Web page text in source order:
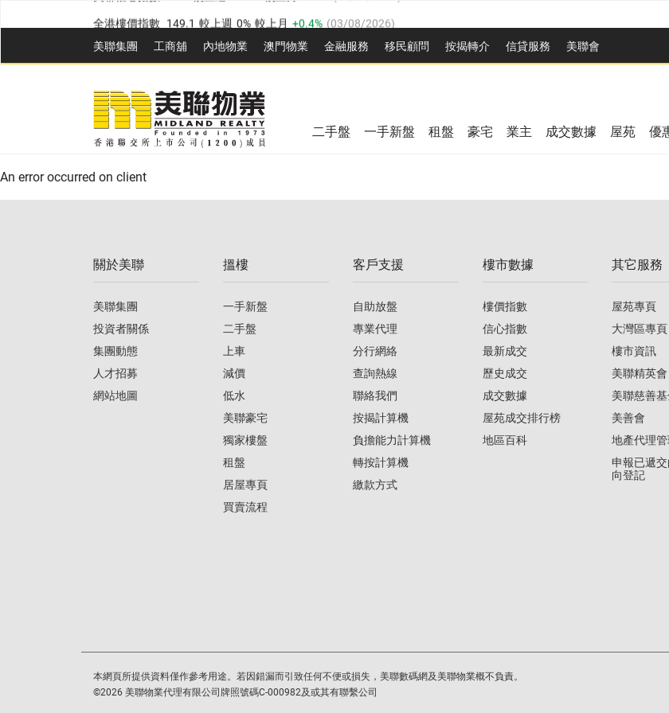
港島樓價指數 157.4 較上週 -0.3% 較上月 -0.8% (03/08/2026)
九龍樓價指數 156.4 較上週 -0.1% 較上月 0.3% (03/08/2026)
新界樓價指數 134.8 較上週 0.1%
美聯信心指數 77.1 較上週 0.7% 較上月 ( 03/08/2026
美聯集團 工商舖 內地物業 澳門物業 金融服務 移民顧問 按揭轉介 信貸服務 美聯會
全港樓價指數 149.1 較上週 0% 較上月
美聯信心指數 較上週 0.7% 03/08/2026)
二手盤 一手新盤 租盤 豪宅 業主 成交數據 屋苑 優
An error occurred on client
關於美聯
美聯集團
投資者關係
集團動態
人才招募
網站地圖
搵樓
一手新盤
二手盤
上車
減價
低水
美聯豪宅
獨家樓盤
租盤
居屋專頁
買賣流程
客戶支援
自助放盤
專業代理
分行網絡
查詢熱線
聯絡我們
按揭計算機
負擔能力計算機
轉按計算機
繳款方式
樓市數據
樓價指數
信心指數
最新成交
歷史成交
成交數據
屋苑成交排行榜
地區百科
其它服務
屋苑專頁
大灣區專頁
樓市資訊
美聯精英會
美聯慈善基
美善會
地產代理
申報已遞
向登記
本網頁所提供資料僅作參考用途。若因錯漏而引致任何不便或損失，美聯數碼網及美聯物業概不負責。
©2026 美聯物業代理有限公司牌照號碼C-000982及或其有聯繫公司